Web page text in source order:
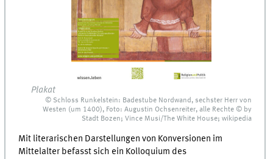
Plakat
© Schloss Runkelstein: Badestube Nordwand, sechster Herr von
Westen (um 1400), Foto: Augustin Ochsenreiter, alle Rechte © by
Stadt Bozen; Vince Musi/The White House; wikipedia
Mit literarischen Darstellungen von Konversionen im
Mittelalter befasst sich ein Kolloquium des